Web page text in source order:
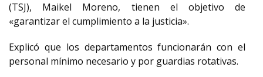
(TSJ), Maikel Moreno, tienen el objetivo de
«garantizar el cumplimiento a la justicia».
Explicó que los departamentos funcionarán con el
personal mínimo necesario y por guardias rotativas.